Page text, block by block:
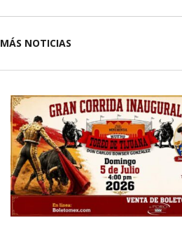
MÁS NOTICIAS